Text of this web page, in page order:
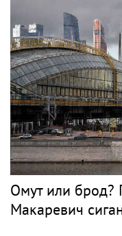
Омут или брод?
Макаревич